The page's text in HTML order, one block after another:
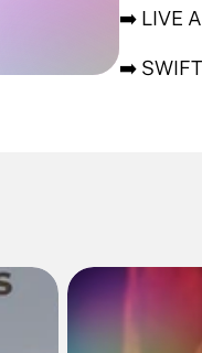
➡️ LIVE
➡️